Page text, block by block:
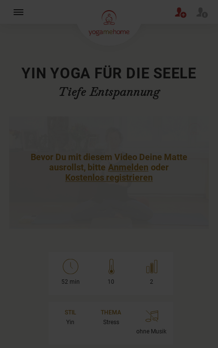
YIN YOGA FÜR DIE SEELE
Tiefe Entspannung
Bevor Du mit diesem Video Deine Matte
ausrollst, bitte Anmelden oder
Kostenlos registrieren
52 min 10 2
STIL
Yin
THEMA
Stress
ohne Musik